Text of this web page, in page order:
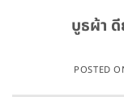
บูธผ้า ดี
POSTED